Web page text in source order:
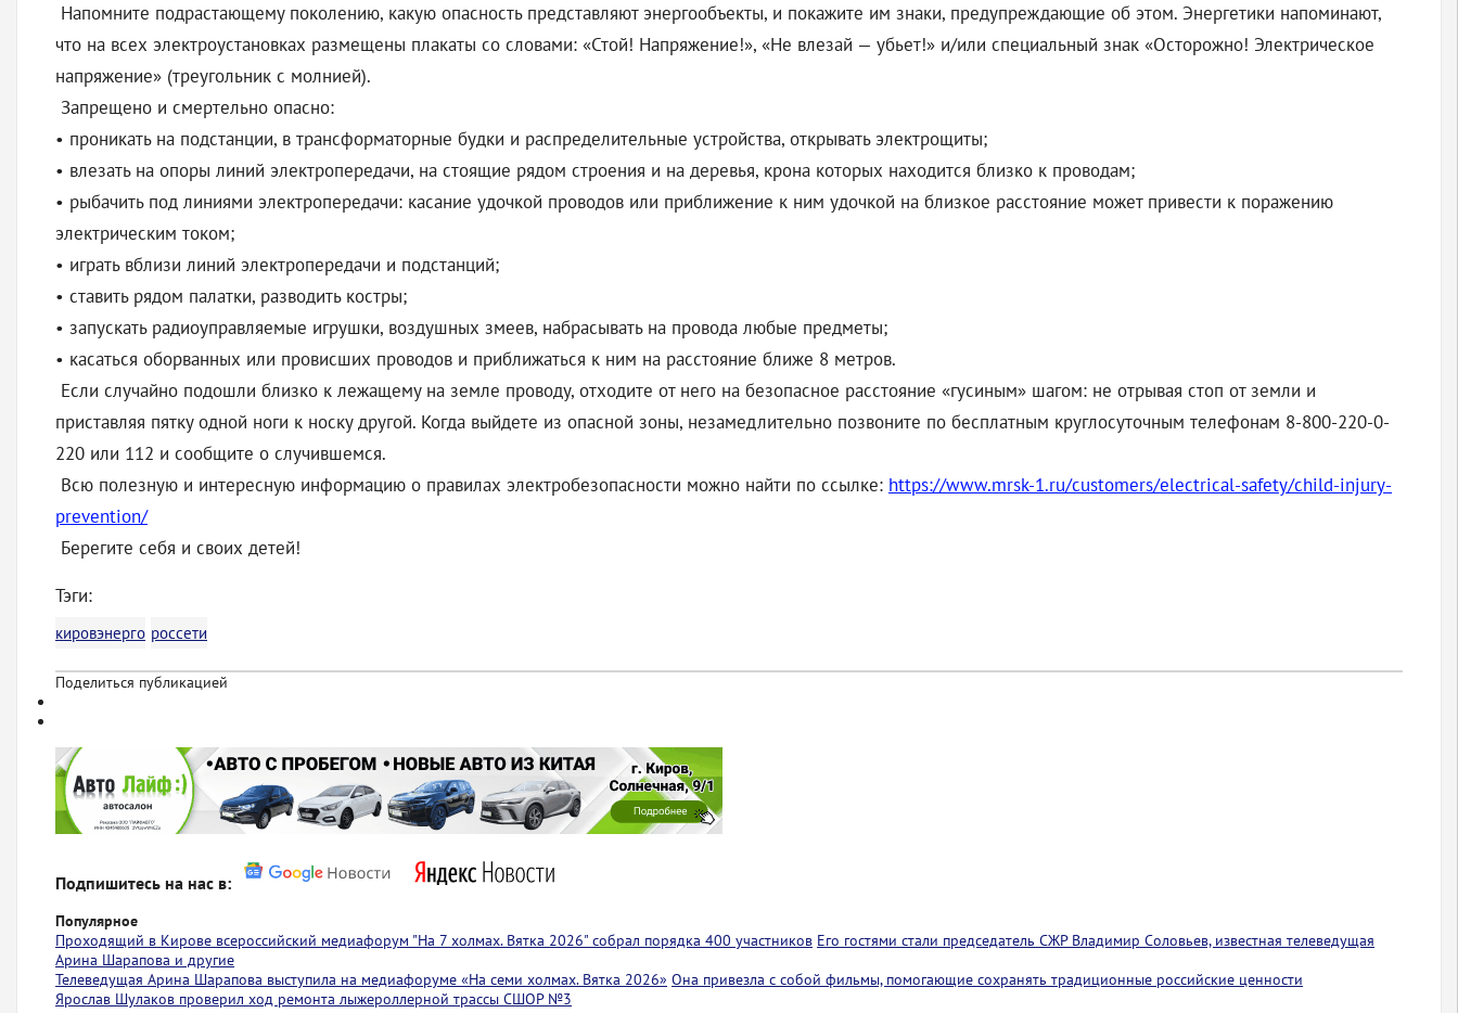
Напомните подрастающему поколению, какую опасность представляют энергообъекты, и покажите им знаки, предупреждающие об этом. Энергетики напоминают,
что на всех электроустановках размещены плакаты со словами: «Стой! Напряжение!», «Не влезай — убьет!» и/или специальный знак «Осторожно! Электрическое
напряжение» (треугольник с молнией).
Запрещено и смертельно опасно:
• проникать на подстанции, в трансформаторные будки и распределительные устройства, открывать электрощиты;
• влезать на опоры линий электропередачи, на стоящие рядом строения и на деревья, крона которых находится близко к проводам;
• рыбачить под линиями электропередачи: касание удочкой проводов или приближение к ним удочкой на близкое расстояние может привести к поражению
электрическим током;
• играть вблизи линий электропередачи и подстанций;
• ставить рядом палатки, разводить костры;
• запускать радиоуправляемые игрушки, воздушных змеев, набрасывать на провода любые предметы;
• касаться оборванных или провисших проводов и приближаться к ним на расстояние ближе 8 метров.
Если случайно подошли близко к лежащему на земле проводу, отходите от него на безопасное расстояние «гусиным» шагом: не отрывая стоп от земли и
приставляя пятку одной ноги к носку другой. Когда выйдете из опасной зоны, незамедлительно позвоните по бесплатным круглосуточным телефонам 8-800-220-0-
220 или 112 и сообщите о случившемся.
Всю полезную и интересную информацию о правилах электробезопасности можно найти по ссылке: https://www.mrsk-1.ru/customers/electrical-safety/child-injury-
prevention/
Берегите себя и своих детей!
Тэги:
кировэнерго россети
Поделиться публикацией
Подпишитесь на нас в:
Популярное
Проходящий в Кирове всероссийский медиафорум "На 7 холмах. Вятка 2026" собрал порядка 400 участников Его гостями стали председатель СЖР Владимир Соловьев, известная телеведущая
Арина Шарапова и другие
Телеведущая Арина Шарапова выступила на медиафоруме «На семи холмах. Вятка 2026» Она привезла с собой фильмы, помогающие сохранять традиционные российские ценности
Ярослав Шулаков проверил ход ремонта лыжероллерной трассы СШОР №3